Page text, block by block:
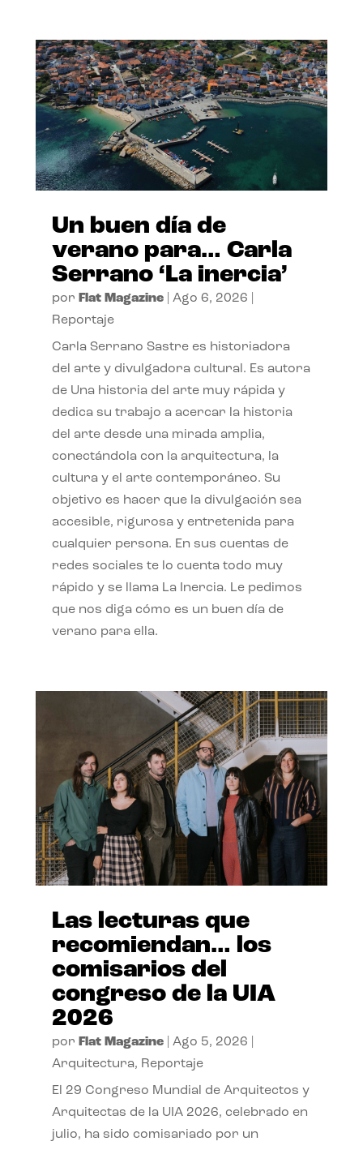
Un buen día de
verano para… Carla
Serrano ‘La inercia’
por Flat Magazine| Ago 6, 2026
Reportaje
Carla Serrano Sastre es historiadora
del arte y divulgadora cultural. Es autora
de Una historia del arte muy rápida y
dedica su trabajo a acercar la historia
del arte desde una mirada amplia,
conectándola con la arquitectura, la
cultura y el arte contemporáneo. Su
objetivo es hacer que la divulgación sea
accesible, rigurosa y entretenida para
cualquier persona. En sus cuentas de
redes sociales te lo cuenta todo muy
rápido y se llama La Inercia. Le pedimos
que nos diga cómo es un buen día de
verano para ella.
Las lecturas que
recomiendan… los
comisarios del
congreso de la UIA
2026
por Flat Magazine| Ago 5, 2026
Arquitectura, Reportaje
El 29 Congreso Mundial de Arquitectos y
Arquitectas de la UIA 2026, celebrado en
julio, ha sido comisariado por un